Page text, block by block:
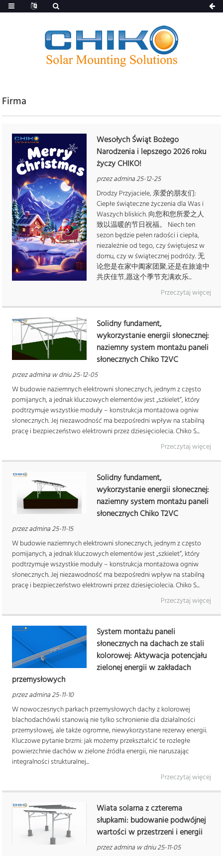
Firma
Wesołych Świąt Bożego
Narodzenia i lepszego 2026 roku
życzy CHIKO!
przez admina 25-12-25
Drodzy Przyjaciele, 亲爱的朋友们:
Ciepłe świąteczne życzenia dla Was i
Waszych bliskich. 向您和您所爱之人
致以温暖的节日祝福。 Niech ten
sezon będzie pełen radości i ciepła,
niezależnie od tego, czy świętujesz w
domu, czy w świątecznej podróży. 无
论您是在家中阖家团聚,还是在旅途中
共庆佳节,愿这个季节充满欢乐...
Przeczytaj więcej
Solidny fundament,
wykorzystanie energii słonecznej:
naziemny system montażu paneli
słonecznych Chiko T2VC
przez admina w dniu 25-12-05
W budowie naziemnych elektrowni słonecznych, jednym z często
pomijanych, a jednak kluczowych elementów jest „szkielet”, który
podtrzymuje wszystkie moduły – konstrukcja montażowa ogniw
słonecznych. Jej niezawodność ma bezpośredni wpływ na stabilną
pracę i bezpieczeństwo elektrowni przez dziesięciolecia. Chiko S...
Przeczytaj więcej
Solidny fundament,
wykorzystanie energii słonecznej:
naziemny system montażu paneli
słonecznych Chiko T2VC
przez admina 25-11-15
W budowie naziemnych elektrowni słonecznych, jednym z często
pomijanych, a jednak kluczowych elementów jest „szkielet”, który
podtrzymuje wszystkie moduły – konstrukcja montażowa ogniw
słonecznych. Jej niezawodność ma bezpośredni wpływ na stabilną
pracę i bezpieczeństwo elektrowni przez dziesięciolecia. Chiko S...
Przeczytaj więcej
System montażu paneli
słonecznych na dachach ze stali
kolorowej: Aktywacja potencjału
zielonej energii w zakładach
przemysłowych
przez admina 25-11-10
W nowoczesnych parkach przemysłowych dachy z kolorowej
blachodachówki stanowią nie tylko schronienie dla działalności
przemysłowej, ale także ogromne, niewykorzystane rezerwy energii.
Kluczowe pytanie brzmi: jak możemy przekształcić te rozległe
powierzchnie dachów w zielone źródła energii, nie naruszając
integralności strukturalnej...
Przeczytaj więcej
Wiata solarna z czterema
słupkami: budowanie podwójnej
wartości w przestrzeni i energii
przez admina w dniu 25-11-05